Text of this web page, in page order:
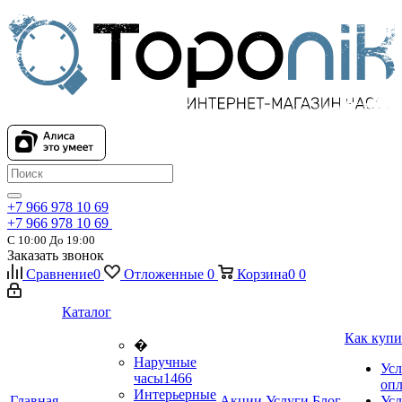
+7 966 978 10 69
+7 966 978 10 69
С 10:00 До 19:00
Заказать звонок
Сравнение0 Отложенные 0 Корзина0 0
Каталог
�
Наручные
часы1466
Интерьерные
Как